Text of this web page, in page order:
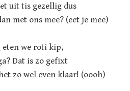
uit tis gezellig dus
met ons mee? (eet je mee)
eten we roti kip,
Dat is zo gefixt
zo wel even klaar! (oooh)